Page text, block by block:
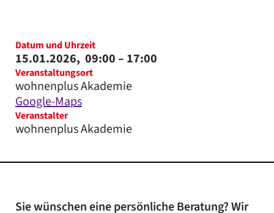
Datum und Uhrzeit
15.01.2026, 09:00– 17:00
Veranstaltungsort
wohnenplus Akademie
Google-Maps
Veranstalter
wohnenplus Akademie
Sie wünschen eine persönliche Beratung? Wir